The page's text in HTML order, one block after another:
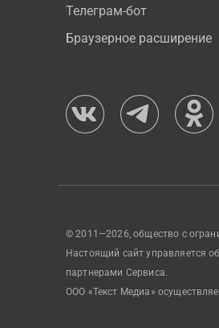
Телеграм-бот
Браузерное расширение
© 2011—2026, общество с
Настоящий сайт управляется
партнерами Сервиса.
ООО «Текст Медиа»